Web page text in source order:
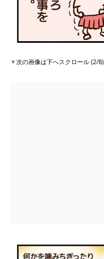
▼次の画像は下へスクロール (2/8)